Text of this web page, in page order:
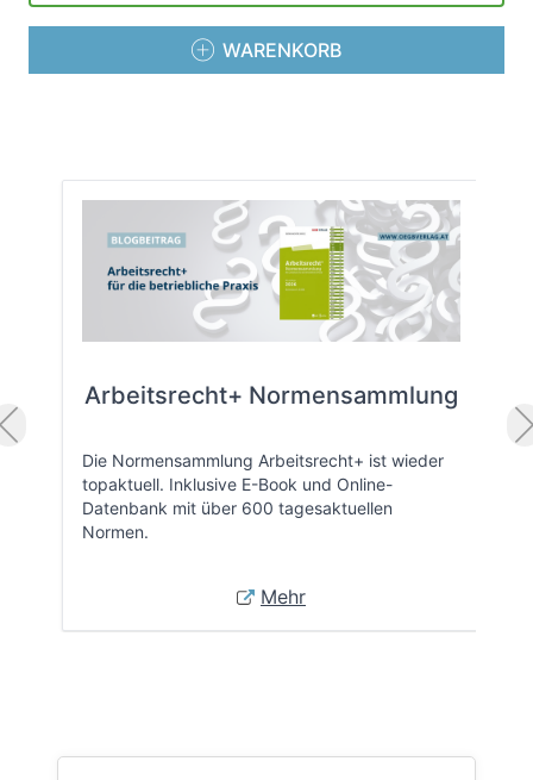
WARENKORB
Arbeitsrecht+ Normensammlung
Die Normensammlung Arbeitsrecht+ ist wieder
topaktuell. Inklusive E-Book und Online-
Datenbank mit über 600 tagesaktuellen
Normen.
Mehr